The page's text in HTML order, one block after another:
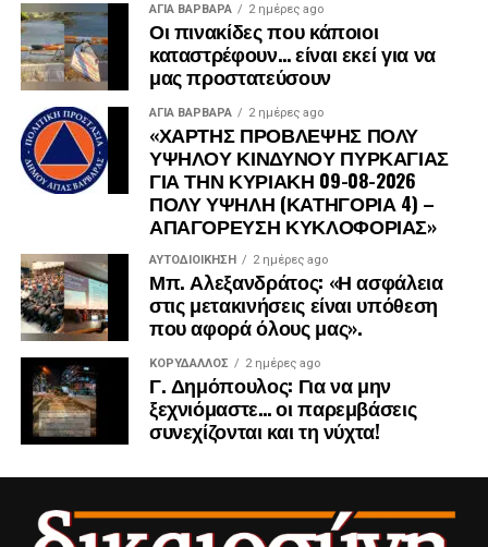
ΑΓΙΑ ΒΑΡΒΑΡΑ 2 ημέρες ago
Οι πινακίδες που κάποιοι
καταστρέφουν… είναι εκεί για να
μας προστατεύσουν
ΑΓΙΑ ΒΑΡΒΑΡΑ 2 ημέρες ago
«ΧΑΡΤΗΣ ΠΡΟΒΛΕΨΗΣ ΠΟΛΥ
ΥΨΗΛΟΥ ΚΙΝΔΥΝΟΥ ΠΥΡΚΑΓΙΑΣ
ΓΙΑ ΤΗΝ ΚΥΡΙΑΚΗ 09-08-2026
ΠΟΛΥ ΥΨΗΛΗ (ΚΑΤΗΓΟΡΙΑ 4) –
ΑΠΑΓΟΡΕΥΣΗ ΚΥΚΛΟΦΟΡΙΑΣ»
ΑΥΤΟΔΙΟΊΚΗΣΗ 2 ημέρες ago
Μπ. Αλεξανδράτος: «Η ασφάλεια
στις μετακινήσεις είναι υπόθεση
που αφορά όλους μας».
ΚΟΡΥΔΑΛΛΟΣ 2 ημέρες ago
Γ. Δημόπουλος: Για να μην
ξεχνιόμαστε… οι παρεμβάσεις
συνεχίζονται και τη νύχτα!